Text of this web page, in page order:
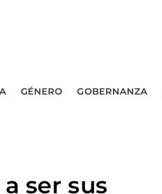
GÉNERO GOBERNANZA
ser sus